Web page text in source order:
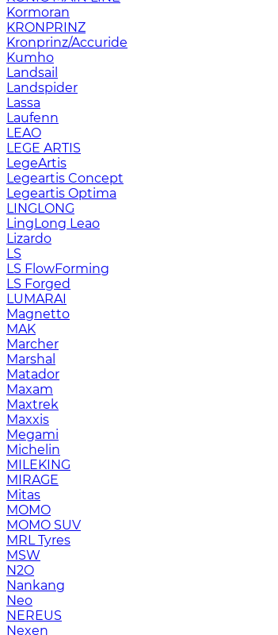
Kormoran
KRONPRINZ
Kronprinz/Accuride
Kumho
Landsail
Landspider
Lassa
Laufenn
LEAO
LEGE ARTIS
LegeArtis
Legeartis Concept
Legeartis Optima
LINGLONG
LingLong Leao
Lizardo
LS
LS FlowForming
LS Forged
LUMARAI
Magnetto
MAK
Marcher
Marshal
Matador
Maxam
Maxtrek
Maxxis
Megami
Michelin
MILEKING
MIRAGE
Mitas
MOMO
MOMO SUV
MRL Tyres
MSW
N2O
Nankang
Neo
NEREUS
Nexen